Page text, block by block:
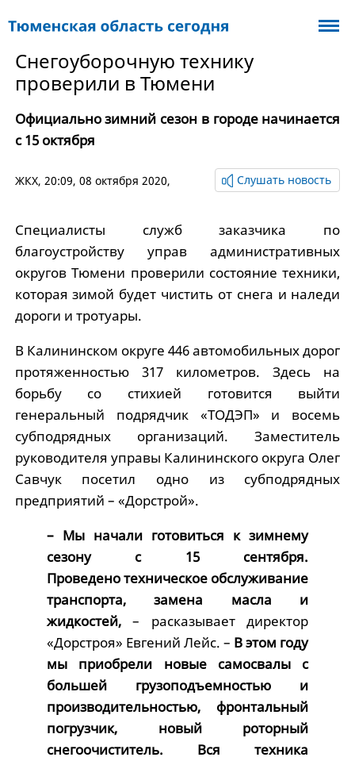
Снегоуборочную технику
проверили в Тюмени
Официально зимний сезон в городе начинается
с 15 октября
ЖКХ, 20:09, 08 октября 2020, Слушать новость
Специалисты служб заказчика по
благоустройству управ административных
округов Тюмени проверили состояние техники,
которая зимой будет чистить от снега и наледи
дороги и тротуары.
В Калининском округе 446 автомобильных дорог
протяженностью 317 километров. Здесь на
борьбу со стихией готовится выйти
генеральный подрядчик «ТОДЭП» и восемь
субподрядных организаций. Заместитель
руководителя управы Калининского округа Олег
Савчук посетил одно из субподрядных
предприятий – «Дорстрой».
– Мы начали готовиться к зимнему
сезону с 15 сентября.
Проведено техническое обслуживание
транспорта, замена масла и
жидкостей,– расказывает директор
«Дорстроя» Евгений Лейс. – В этом году
мы приобрели новые самосвалы с
большей грузоподъемностью и
производительностью, фронтальный
погрузчик, новый роторный
снегоочиститель. Вся техника